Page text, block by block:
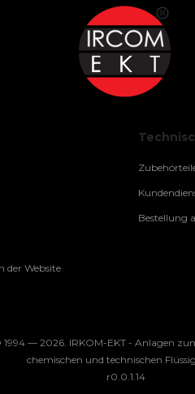
der Website
Bestellung
1994 — 2026. IRKOM-EKT - Anlagen
chemischen und technischen
r0.0.1.14